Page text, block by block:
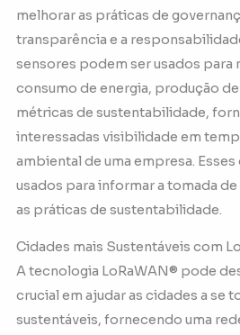
melhorar as práticas de
transparência e a
sensores podem ser usados para
consumo de energia, produção
métricas de sustentabilidade,
interessadas visibilidade em
ambiental de uma empresa.
usados para informar a tomada
as práticas de sustentabilidade.
Cidades mais Sustentáveis com
A tecnologia LoRaWAN® pode
crucial em ajudar as cidades a se
sustentáveis, fornecendo uma